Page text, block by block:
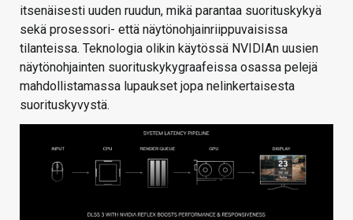
itsenäisesti uuden ruudun, mikä parantaa suorituskykyä
sekä prosessori- että näytönohjainriippuvaisissa
tilanteissa. Teknologia olikin käytössä NVIDIAn uusien
näytönohjainten suorituskykygraafeissa osassa pelejä
mahdollistamassa lupaukset jopa nelinkertaisesta
suorituskyvystä.